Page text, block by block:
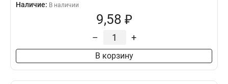
Наличие: В наличии
9,58 ₽
– +
В корзину